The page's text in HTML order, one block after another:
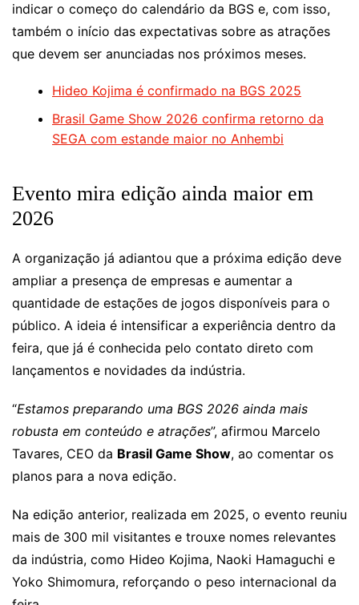
indicar o começo do calendário da BGS e, com isso,
também o início das expectativas sobre as atrações
que devem ser anunciadas nos próximos meses.
Hideo Kojima é confirmado na BGS 2025
Brasil Game Show 2026 confirma retorno da
SEGA com estande maior no Anhembi
Evento mira edição ainda maior em
2026
A organização já adiantou que a próxima edição deve
ampliar a presença de empresas e aumentar a
quantidade de estações de jogos disponíveis para o
público. A ideia é intensificar a experiência dentro da
feira, que já é conhecida pelo contato direto com
lançamentos e novidades da indústria.
“Estamos preparando uma BGS 2026 ainda mais
robusta em conteúdo e atrações”, afirmou Marcelo
Tavares, CEO da Brasil Game Show, ao comentar os
planos para a nova edição.
Na edição anterior, realizada em 2025, o evento reuniu
mais de 300 mil visitantes e trouxe nomes relevantes
da indústria, como Hideo Kojima, Naoki Hamaguchi e
Yoko Shimomura, reforçando o peso internacional da